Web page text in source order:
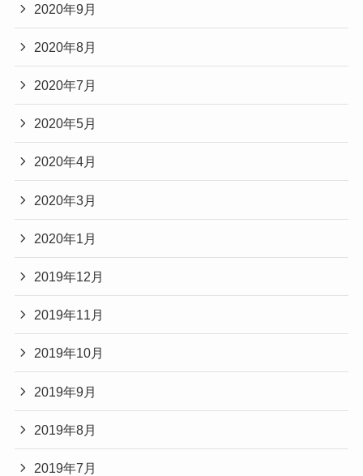
2020年9月
2020年8月
2020年7月
2020年5月
2020年4月
2020年3月
2020年1月
2019年12月
2019年11月
2019年10月
2019年9月
2019年8月
2019年7月